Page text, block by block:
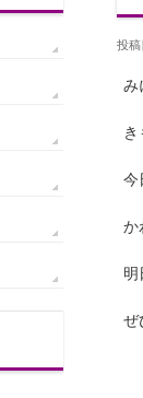
投稿
み
き
今
か
明
ぜ